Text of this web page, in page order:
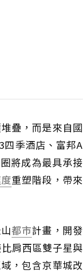
疊，而是來自國
四季酒店、富邦A
將成為最具承接
重塑階段，帶來
都市計畫，開發
肩西區雙子星與
，包含京華城改